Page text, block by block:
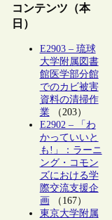
コンテンツ（本
日）
E2903 – 琉球
大学附属図書
館医学部分館
でのカビ被害
資料の清掃作
業（203）
E2902 – 「わ
かっていいと
も!」：ラーニ
ング・コモン
ズにおける学
際交流支援企
画 （167）
東京大学附属